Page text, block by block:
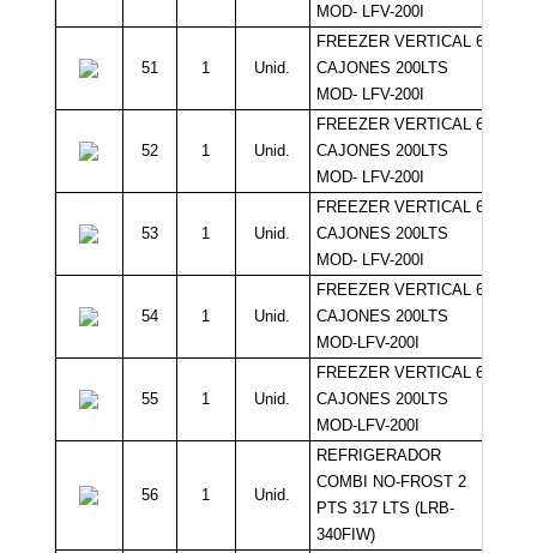
MOD- LFV-200I
51 1 Unid.
FREEZER VERTICAL 6
CAJONES 200LTS
MOD- LFV-200I
52 1 Unid.
FREEZER VERTICAL 6
CAJONES 200LTS
MOD- LFV-200I
53 1 Unid.
FREEZER VERTICAL 6
CAJONES 200LTS
MOD- LFV-200I
54 1 Unid.
FREEZER VERTICAL 6
CAJONES 200LTS
MOD-LFV-200I
55 1 Unid.
FREEZER VERTICAL 6
CAJONES 200LTS
MOD-LFV-200I
56 1 Unid.
REFRIGERADOR
COMBI NO-FROST 2
PTS 317 LTS (LRB-
340FIW)